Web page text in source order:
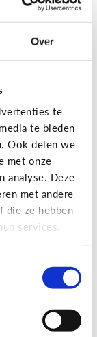
Over
te
te bieden
Ook delen we
met onze
analyse. Deze
met andere
die ze hebben
services.
leuk!